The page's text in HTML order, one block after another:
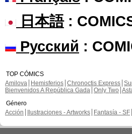
日本語:
Русский :
TOP CÓMICS
Amilova
Hemisferios Chronoctis Express
Bienvenidos A República Gada Only Two
Género
Acción
Ilustraciones - Artworks Fantasía - SF